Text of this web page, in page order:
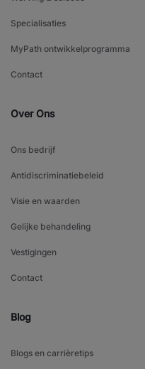
Specialisaties
MyPath ontwikkelprogramma
Contact
Over Ons
Ons bedrijf
Antidiscriminatiebeleid
Visie en waarden
Gelijke behandeling
Vestigingen
Contact
Blog
Blogs en carrièretips